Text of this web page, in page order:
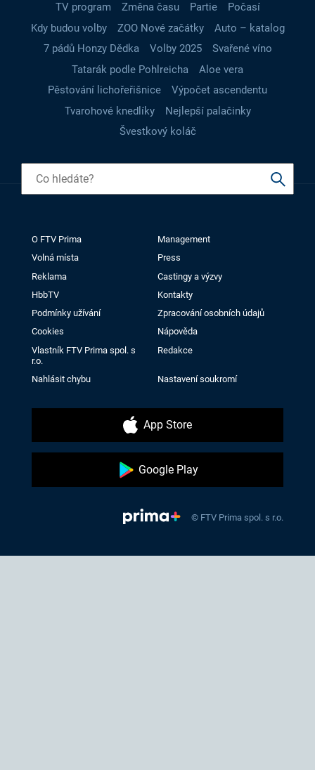
TV program
Změna času Partie
Počasí
Kdy budou volby
ZOO Nové začátky
Auto – katalog
7 pádů Honzy Dědka
Volby 2025
Svařené víno
Tatarák podle Pohlreicha
Aloe vera
Pěstování lichořeřišnice
Výpočet ascendentu
Tvarohové knedlíky
Nejlepší palačinky
Švestkový koláč
O FTV Prima
Management
Volná místa
Press
Reklama
Castingy a výzvy
HbbTV
Kontakty
Podmínky užívání
Zpracování osobních údajů
Cookies
Nápověda
Vlastník FTV Prima spol. s
r.o.
Redakce
Nahlásit chybu Nastavení soukromí
App Store
Google Play
© FTV Prima spol. s r.o.